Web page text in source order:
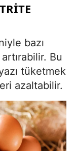
bazı
Bu
tüketmek
azaltabilir.